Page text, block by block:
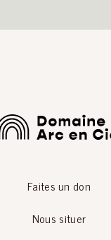
Faites un don
Nous situer